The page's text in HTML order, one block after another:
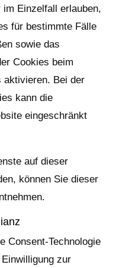
Einzelfall erlauben,
für bestimmte Fälle
sowie das
Cookies beim
aktivieren. Bei der
kann die
eingeschränkt
auf dieser
können Sie dieser
Consent-Technologie
zur